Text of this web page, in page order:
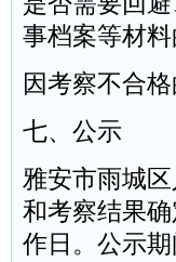
事档案等材
因考察不合
七、公示
雅安市雨城
和考察结果
作日。公示